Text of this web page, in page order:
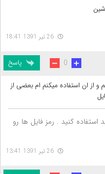
ان استفاده میکنم ام بعضی از
کنید . رمز فایل ها رو
0 پاسخ